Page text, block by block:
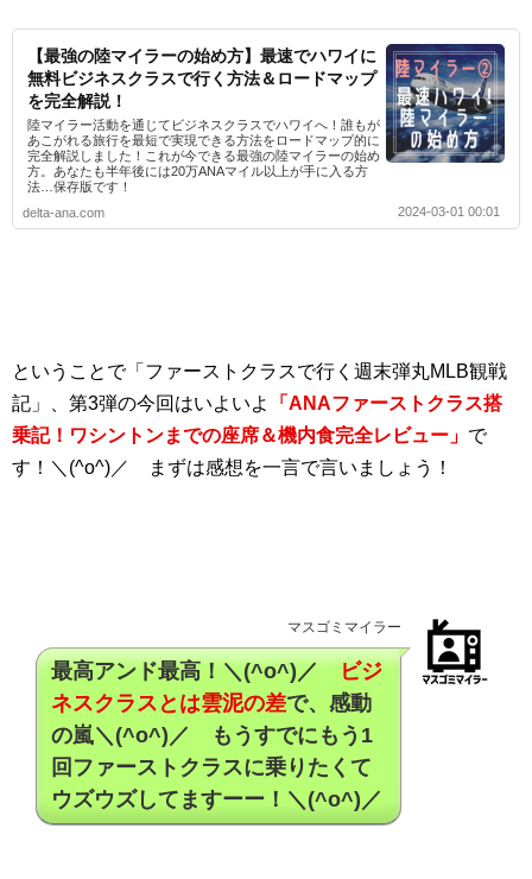
【最強の陸マイラーの始め方】最速でハワイに
無料ビジネスクラスで行く方法＆ロードマップ
を完全解説！
陸マイラー活動を通じてビジネスクラスでハワイへ！誰もが
あこがれる旅行を最短で実現できる方法をロードマップ的に
完全解説しました！これが今できる最強の陸マイラーの始め
方。あなたも半年後には20万ANAマイル以上が手に入る方
法…保存版です！
delta-ana.com
2024-03-01 00:01
ということで「ファーストクラスで行く週末弾丸MLB観戦
記」、第3弾の今回はいよいよ
「ANAファーストクラス搭
乗記！ワシントンまでの座席＆機内食完全レビュー」 で
す！＼(^o^)／ まずは感想を一言で言いましょう！
マスゴミマイラー
最高アンド最高！＼(^o^)／ビジ
ネスクラスとは雲泥の差で、感動
の嵐＼(^o^)／ もうすでにもう1
回ファーストクラスに乗りたくて
ウズウズしてますーー！＼(^o^)／